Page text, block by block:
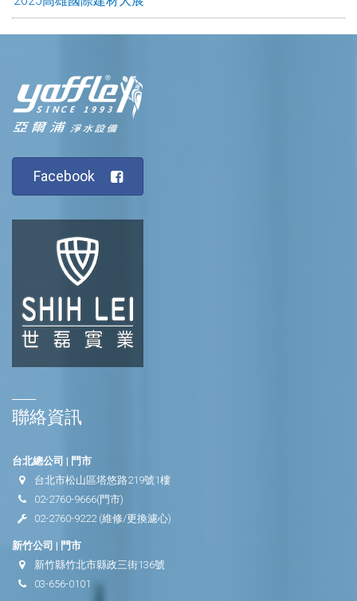
Facebook
聯絡資訊
台北總公司 | 門市
台北市松山區塔悠路219號1樓
02-2760-9666(門市)
02-2760-9222(維修/更換濾心)
新竹公司 | 門市
新竹縣竹北市縣政三街136號
03-656-0101